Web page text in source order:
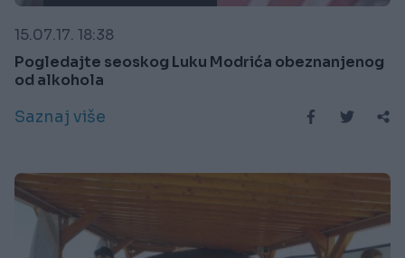
15.07.17. 18:38
Pogledajte seoskog Luku Modrića obeznanjenog
od alkohola
Saznaj više